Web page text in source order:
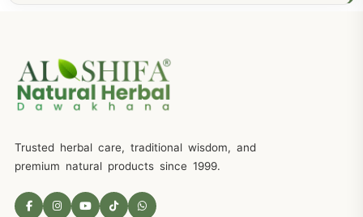
Trusted herbal care, traditional wisdom, and
premium natural products since 1999.